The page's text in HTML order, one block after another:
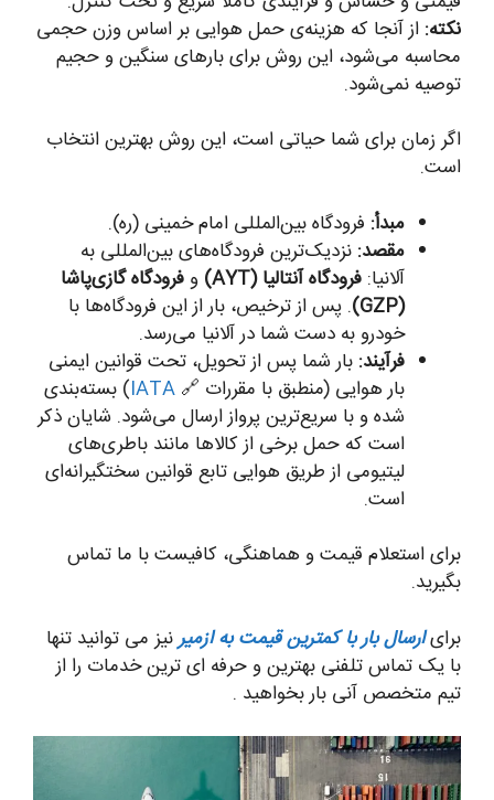
نکته: از آنجا که هزینه‌ی حمل هوایی بر اساس وزن حجمی
محاسبه می‌شود، این روش برای بارهای سنگین و حجیم
توصیه نمی‌شود.
اگر زمان برای شما حیاتی است، این روش بهترین انتخاب
است.
مبدأ: فرودگاه بین‌المللی امام خمینی (ره).
مقصد: نزدیک‌ترین فرودگاه‌های بین‌المللی به
آلانیا: فرودگاه آنتالیا (AYT) وفرودگاه گازی‌پاشا
(GZP)
. پس از ترخیص، بار از این فرودگاه‌ها با
خودرو به دست شما در آلانیا می‌رسد.
فرآیند: بار شما پس از تحویل، تحت قوانین ایمنی
بار هوایی (منطبق با مقررات 🔗 IATA) بسته‌بندی
شده و با سریع‌ترین پرواز ارسال می‌شود. شایان ذکر
است که حمل برخی از کالاها مانند باطری‌های
لیتیومی از طریق هوایی تابع قوانین سختگیرانه‌ای
است.
برای استعلام قیمت و هماهنگی، کافیست با ما تماس
بگیرید.
برایارسال بار با کمترین قیمت به ازمیرنیز می توانید تنها
با یک تماس تلفنی بهترین و حرفه ای ترین خدمات را از
تیم متخصص آنی بار بخواهید .